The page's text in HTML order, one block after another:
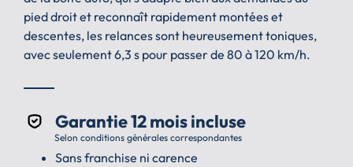
pied droit et reconnaît rapidement montées et
descentes, les relances sont heureusement toniques,
avec seulement 6,3 s pour passer de 80 à 120 km/h.
Garantie 12 mois incluse
Selon conditions générales correspondantes
Sans franchise ni carence